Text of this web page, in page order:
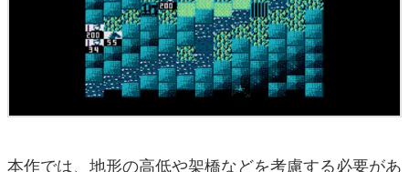
本作では、地形の高低や架橋などを考慮する必要があ